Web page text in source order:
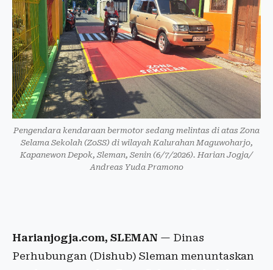
Pengendara kendaraan bermotor sedang melintas di atas Zona
Selama Sekolah (ZoSS) di wilayah Kalurahan Maguwoharjo,
Kapanewon Depok, Sleman, Senin (6/7/2026). Harian Jogja/
Andreas Yuda Pramono
Harianjogja.com, SLEMAN — Dinas
Perhubungan (Dishub) Sleman menuntaskan